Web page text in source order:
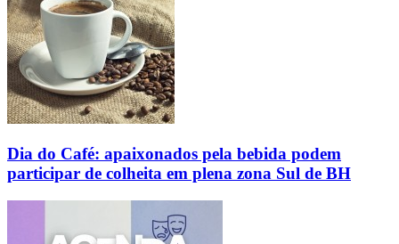
Dia do Café: apaixonados pela bebida podem
participar de colheita em plena zona Sul de BH